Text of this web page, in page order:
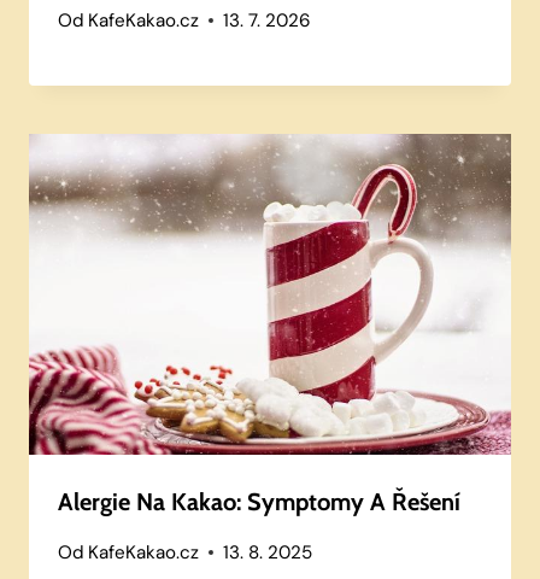
Od KafeKakao.cz 13. 7. 2026
Alergie Na Kakao: Symptomy A Řešení
Od KafeKakao.cz 13. 8. 2025